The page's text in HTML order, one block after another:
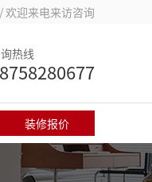
迎来电来访咨询
热线
装修报价